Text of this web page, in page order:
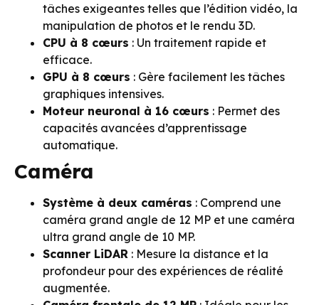
tâches exigeantes telles que l’édition vidéo, la
manipulation de photos et le rendu 3D.
CPU à 8 cœurs : Un traitement rapide et
efficace.
GPU à 8 cœurs : Gère facilement les tâches
graphiques intensives.
Moteur neuronal à 16 cœurs : Permet des
capacités avancées d’apprentissage
automatique.
Caméra
Système à deux caméras : Comprend une
caméra grand angle de 12 MP et une caméra
ultra grand angle de 10 MP.
Scanner LiDAR : Mesure la distance et la
profondeur pour des expériences de réalité
augmentée.